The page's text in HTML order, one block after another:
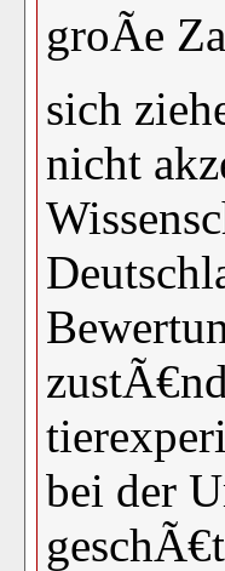
groÃe
sich
nicht
bei der